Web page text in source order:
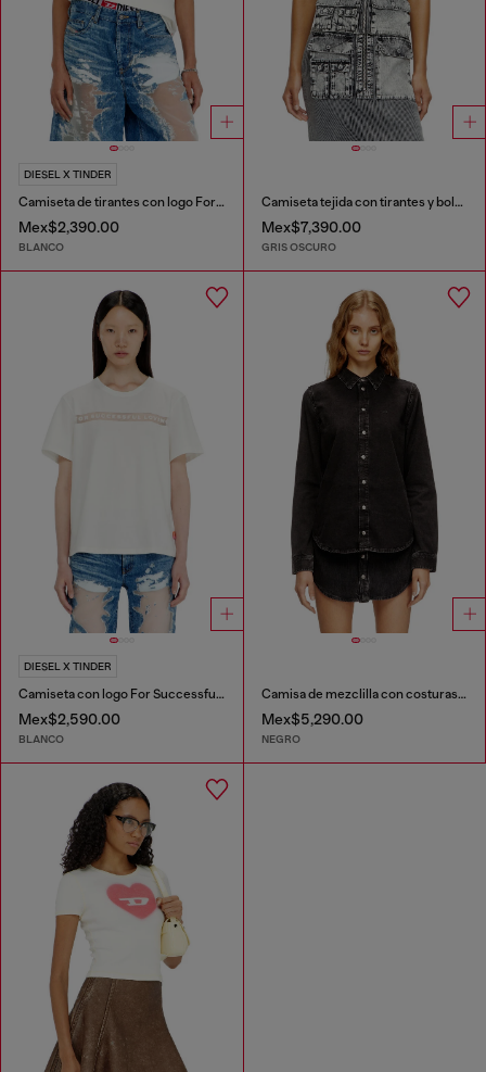
DIESEL X TINDER
Camiseta de tirantes con logo For Successful Loving
Mex$2,390.00
BLANCO
Camiseta tejida con tirantes y bolsillos cargo de denim
Mex$7,390.00
GRIS OSCURO
DIESEL X TINDER
Camiseta con logo For Successful Loving
Mex$2,590.00
BLANCO
Camisa de mezclilla con costuras contrastantes
Mex$5,290.00
NEGRO